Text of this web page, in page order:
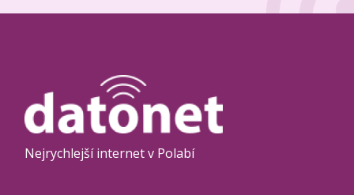
Nejrychlejší internet v Polabí